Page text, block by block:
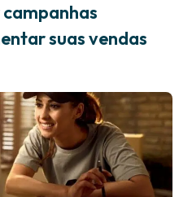
suas vendas